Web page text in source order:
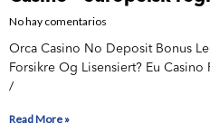
No hay comentarios
Orca Casino No Deposit Bonus
Forsikre Og Lisensiert? Eu
/
Read More »